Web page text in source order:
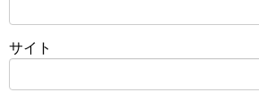
サイト